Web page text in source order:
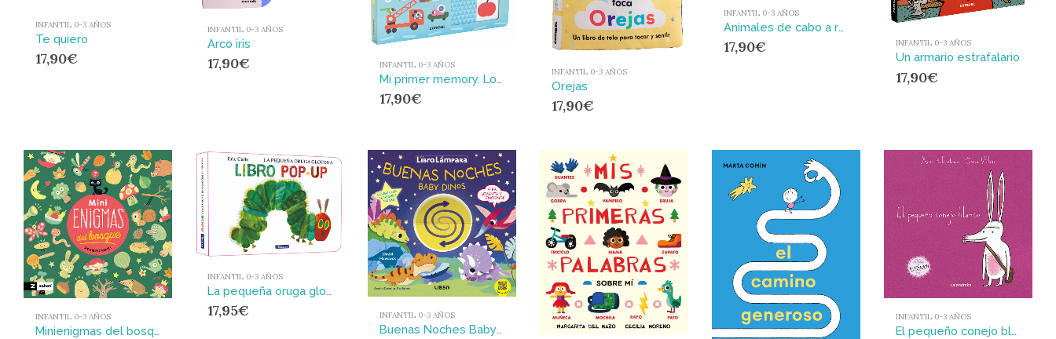
INFANTIL 0-3 AÑOS
Te quiero
17,90€
INFANTIL 0-3 AÑOS
Arco iris
17,90€ INFANTIL 0-3 AÑOS
Mi primer memory. Los colores
17,90€
INFANTIL 0-3 AÑOS
Orejas
17,90€
INFANTIL 0-3 AÑOS
Animales de cabo a rabo
17,90€ INFANTIL 0-3 AÑOS
Un armario estrafalario
17,90€
INFANTIL 0-3 AÑOS
Minienigmas del bosque
INFANTIL 0-3 AÑOS
La pequeña oruga glotona. El libro pop-up (Colección Eric Carle)
17,95€ INFANTIL 0-3 AÑOS
Buenas Noches Baby Dinos : LAMPARA LED RECARGABLE CON PUERTO USB-C
INFANTIL 0-3 AÑOS
El pequeño conejo blanco (formato grande) : El pequeño conejo blanco